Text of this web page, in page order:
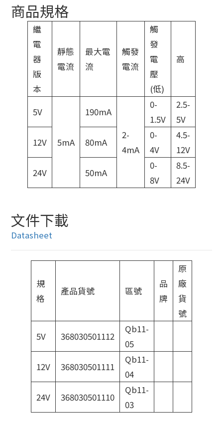
商品規格
繼
電
器
版
本
靜態
電流
最大電
流
觸發
電流
觸
發
電
壓
(低)
高
5V
5mA
190mA
2-
4mA
0-
1.5V
2.5-
5V
12V
80mA
0-
4V
4.5-
12V
24V
50mA
0-
8V
8.5-
24V
文件下載
Datasheet
規
格
產品貨號 區號
品
牌
原
廠
貨
號
5V
368030501112
Qb11-
05
12V
368030501111
Qb11-
04
24V
368030501110
Qb11-
03